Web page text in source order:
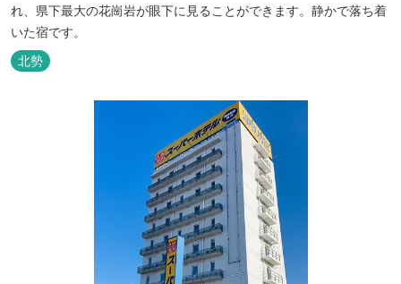
れ、県下最大の花崗岩が眼下に見ることができます。静かで落ち着
いた宿です。
北勢